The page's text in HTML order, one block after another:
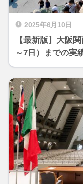
2025年6月10日
【最新版】大阪
～7日）までの実